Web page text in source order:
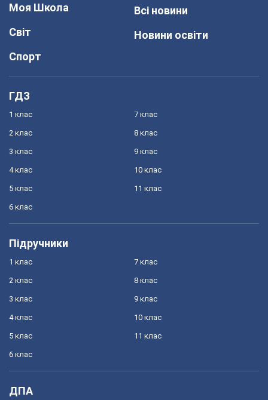
Моя Школа
Світ
Спорт
Всі новини
Новини освіти
ГДЗ
1 клас
2 клас
3 клас
4 клас
5 клас
6 клас
7 клас
8 клас
9 клас
10 клас
11 клас
Підручники
1 клас
2 клас
3 клас
4 клас
5 клас
6 клас
7 клас
8 клас
9 клас
10 клас
11 клас
ДПА